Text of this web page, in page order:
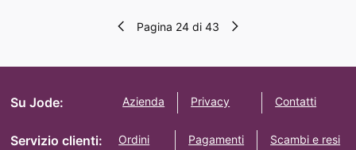
Pagina 24 di 43
Su Jode: Azienda Privacy Contatti
Servizio clienti: Ordini Pagamenti Scambi e resi